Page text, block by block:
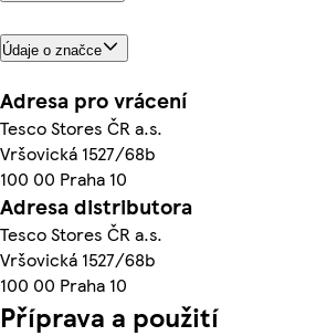
Údaje o značce
Adresa pro vrácení
Tesco Stores ČR a.s.
Vršovická 1527/68b
100 00 Praha 10
Adresa distributora
Tesco Stores ČR a.s.
Vršovická 1527/68b
100 00 Praha 10
Příprava a použití